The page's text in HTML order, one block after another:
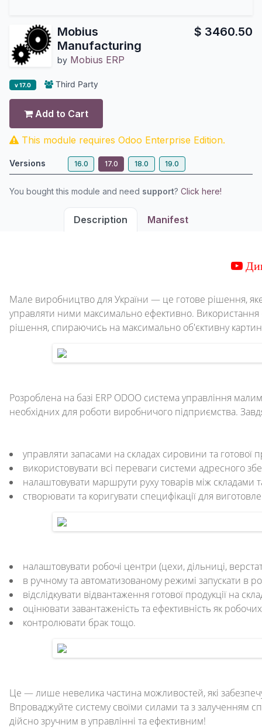
Mobius
Manufacturing
by Mobius ERP
$ 3460.50
v 17.0 Third Party
Add to Cart
This module requires Odoo Enterprise Edition.
Versions 16.0 17.0 18.0 19.0
You bought this module and need support? Click here!
Description Manifest
Мале виробництво для України — це готове рішення,
управляти ними максимально ефективно. Використання
рішення, спираючись на максимально об'єктивну
Розроблена на базі ERP ODOO система управління
необхідних для роботи виробничого підприємства.
управляти запасами на складах сировини та готової
використовувати всі переваги системи адресного
налаштовувати маршрути руху товарів між складами
створювати та коригувати специфікації для
налаштовувати робочі центри (цехи, дільниці,
в ручному та автоматизованому режимі запускати в
відслідкувати відвантаження готової продукції на
оцінювати завантаженість та ефективність як
контролювати брак тощо.
Це — лише невелика частина можливостей, які
Впроваджуйте систему своїми силами та з залученням
дійсно зручним в управлінні та ефективним!